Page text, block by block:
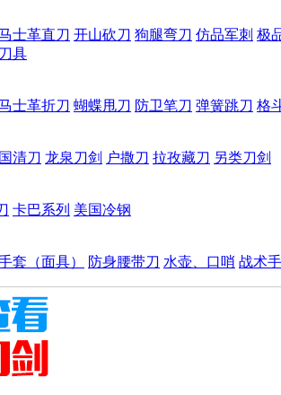
士革直刀 开山砍刀 狗腿弯刀 仿品军刺 极
具
士革折刀 蝴蝶甩刀 防卫笔刀 弹簧跳刀 格
清刀 龙泉刀剑 户撒刀 拉孜藏刀 另类刀剑
卡巴系列 美国冷钢
套（面具） 防身腰带刀 水壶、口哨 战术